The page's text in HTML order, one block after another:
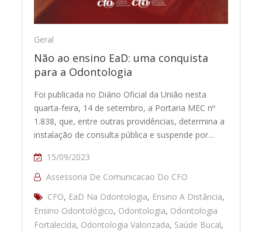
Geral
Não ao ensino EaD: uma conquista
para a Odontologia
Foi publicada no Diário Oficial da União nesta
quarta-feira, 14 de setembro, a Portaria MEC nº
1.838, que, entre outras providências, determina a
instalação de consulta pública e suspende por…
15/09/2023
Assessoria De Comunicacao Do CFO
CFO, EaD Na Odontologia, Ensino A Distância,
Ensino Odontológico, Odontologia, Odontologia
Fortalecida, Odontologia Valorizada, Saúde Bucal,